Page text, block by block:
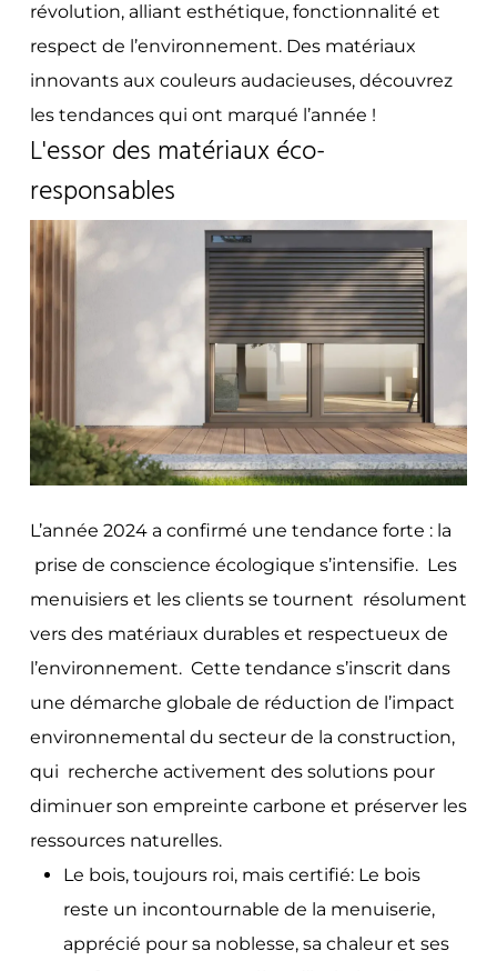
révolution, alliant esthétique, fonctionnalité et
respect de l’environnement. Des matériaux
innovants aux couleurs audacieuses, découvrez
les tendances qui ont marqué l’année !
L'essor des matériaux éco-
responsables
L’année 2024 a confirmé une tendance forte : la
prise de conscience écologique s’intensifie. Les
menuisiers et les clients se tournent résolument
vers des matériaux durables et respectueux de
l’environnement. Cette tendance s’inscrit dans
une démarche globale de réduction de l’impact
environnemental du secteur de la construction,
qui recherche activement des solutions pour
diminuer son empreinte carbone et préserver les
ressources naturelles.
Le bois, toujours roi, mais certifié: Le bois
reste un incontournable de la menuiserie,
apprécié pour sa noblesse, sa chaleur et ses